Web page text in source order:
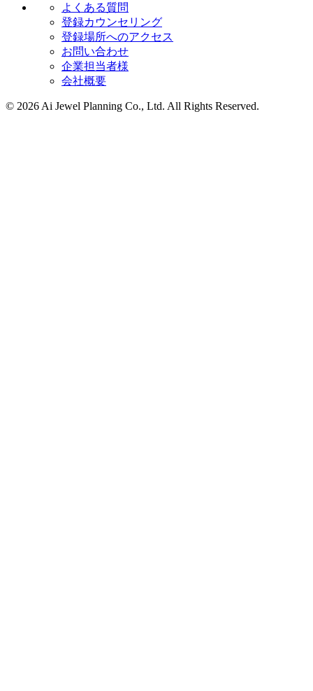
よくある質問
登録カウンセリング
登録場所へのアクセス
お問い合わせ
企業担当者様
会社概要
© 2026 Ai Jewel Planning Co., Ltd. All Rights Reserved.